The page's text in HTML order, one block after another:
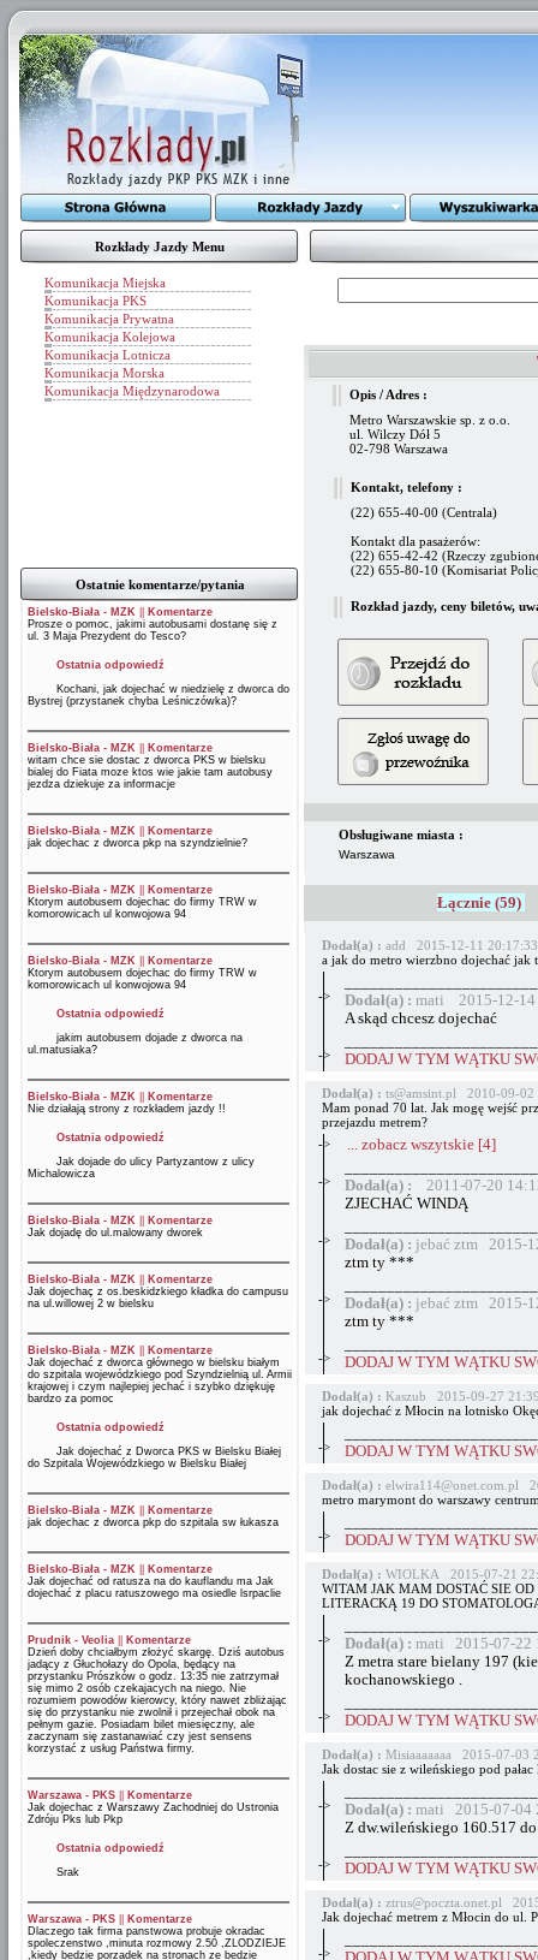
Rozkłady Jazdy Menu
Komunikacja Miejska
Komunikacja PKS
Komunikacja Prywatna
Komunikacja Kolejowa
Komunikacja Lotnicza
Komunikacja Morska
Komunikacja Międzynarodowa
Ostatnie komentarze/pytania
Bielsko-Biała - MZK
Komentarze
Prosze o pomoc, jakimi autobusami dostanę się z
ul. 3 Maja Prezydent do Tesco?
Ostatnia odpowiedź
Kochani, jak dojechać w niedzielę z dworca do
Bystrej (przystanek chyba Leśniczówka)?
Bielsko-Biała - MZK
Komentarze
witam chce sie dostac z dworca PKS w bielsku
bialej do Fiata moze ktos wie jakie tam autobusy
jezdza dziekuje za informacje
Bielsko-Biała - MZK
Komentarze
jak dojechac z dworca pkp na szyndzielnie?
Bielsko-Biała - MZK
Komentarze
Ktorym autobusem dojechac do firmy TRW w
komorowicach ul konwojowa 94
Bielsko-Biała - MZK
Komentarze
Ktorym autobusem dojechac do firmy TRW w
komorowicach ul konwojowa 94
Ostatnia odpowiedź
jakim autobusem dojade z dworca na
ul.matusiaka?
Bielsko-Biała - MZK
Komentarze
Nie działają strony z rozkładem jazdy !!
Ostatnia odpowiedź
Jak dojade do ulicy Partyzantow z ulicy
Michalowicza
Bielsko-Biała - MZK
Komentarze
Jak dojadę do ul.malowany dworek
Bielsko-Biała - MZK
Komentarze
Jak dojechaç z os.beskidzkiego kładka do campusu
na ul.willowej 2 w bielsku
Bielsko-Biała - MZK
Komentarze
Jak dojechać z dworca głównego w bielsku białym
do szpitala wojewódzkiego pod Szyndzielnią ul. Armii
krajowej i czym najlepiej jechać i szybko dziękuję
bardzo za pomoc
Ostatnia odpowiedź
Jak dojechać z Dworca PKS w Bielsku Białej
do Szpitala Wojewódzkiego w Bielsku Białej
Bielsko-Biała - MZK
Komentarze
jak dojechac z dworca pkp do szpitala sw łukasza
Bielsko-Biała - MZK
Komentarze
Jak dojechać od ratusza na do kauflandu ma Jak
dojechać z placu ratuszowego ma osiedle lsrpaclie
Prudnik - Veolia
Komentarze
Dzień doby chciałbym złożyć skargę. Dziś autobus
jadący z Głuchołazy do Opola, będący na
przystanku Prószków o godz. 13:35 nie zatrzymał
się mimo 2 osób czekajacych na niego. Nie
rozumiem powodów kierowcy, który nawet zbliżając
się do przystanku nie zwolnił i przejechał obok na
pełnym gazie. Posiadam bilet miesięczny, ale
zaczynam się zastanawiać czy jest sensens
korzystać z usług Państwa firmy.
Warszawa - PKS
Komentarze
Jak dojechac z Warszawy Zachodniej do Ustronia
Zdróju Pks lub Pkp
Ostatnia odpowiedź
Srak
Warszawa - PKS
Komentarze
Dlaczego tak firma panstwowa probuje okradac
spoleczenstwo ,minuta rozmowy 2.50 ,ZLODZIEJE
,kiedy bedzie porzadek na stronach ze bedzie
Opis / Adres :
Metro Warszawskie sp. z o.o.
ul. Wilczy Dół 5
02-798 Warszawa
Kontakt, telefony :
(22) 655-40-00 (Centrala)
Kontakt dla pasażerów:
(22) 655-42-42 (Rzeczy
(22) 655-80-10 (Komisariat
Rozkład jazdy, ceny biletów,
Obsługiwane miasta :
Warszawa
Łącznie (59)
Dodał(a) : add 2015-12-11 20:17:33
a jak do metro wierzbno dojechać
->
Dodał(a) : mati 2015-12-14
A skąd chcesz dojechać
->
DODAJ W TYM WĄTKU
Dodał(a) : ts@amsint.pl 2010-09-02
Mam ponad 70 lat. Jak mogę wejść
przejazdu metrem?
->
... zobacz wszytskie [4]
->
Dodał(a) :
2011-07-20
ZJECHAĆ WINDĄ
->
Dodał(a) : jebać ztm 2015-
ztm ty ***
->
Dodał(a) : jebać ztm 2015-
ztm ty ***
->
DODAJ W TYM WĄTKU
Dodał(a) : Kaszub 2015-09-27
jak dojechać z Młocin na lotnisko
->
DODAJ W TYM WĄTKU
Dodał(a) : elwira114@onet.com.pl
metro marymont do warszawy
->
DODAJ W TYM WĄTKU
Dodał(a) : WIOLKA 2015-07-21
WITAM JAK MAM DOSTAĆ SIE
LITERACKĄ 19 DO
->
Dodał(a) : mati 2015-07-22
Z metra stare bielany 197
kochanowskiego .
->
DODAJ W TYM WĄTKU
Dodał(a) : Misiaaaaaaa 2015-07-03
Jak dostac sie z wileńskiego pod
->
Dodał(a) : mati 2015-07-04
Z dw.wileńskiego 160.517
->
DODAJ W TYM WĄTKU
Dodał(a) : ztrus@poczta.onet.pl
Jak dojechać metrem z Młocin do ul.
->